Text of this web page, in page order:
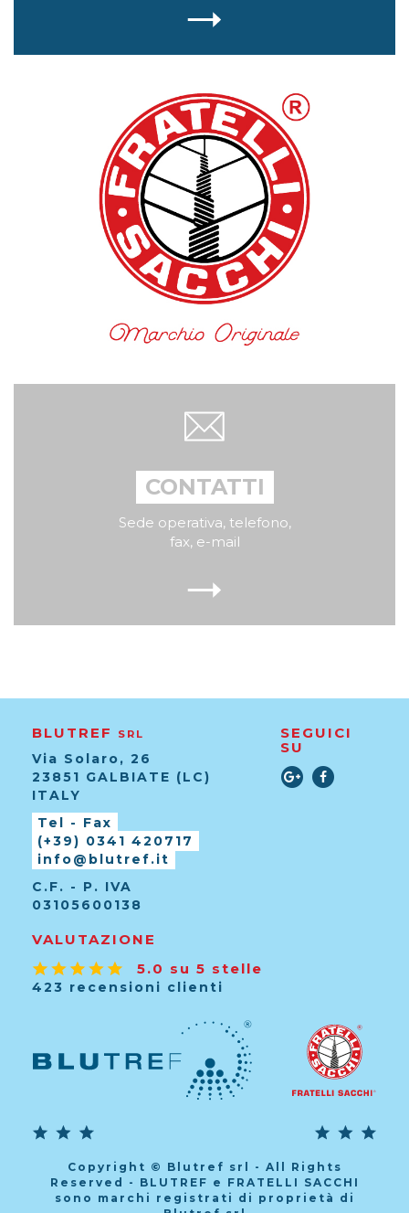
CONTATTI
Sede operativa, telefono,
fax, e-mail
BLUTREF SRL
Via Solaro, 26
23851 GALBIATE (LC)
ITALY
Tel - Fax
(+39) 0341 420717
info@blutref.it
C.F. - P. IVA
03105600138
SEGUICI
SU
VALUTAZIONE
5.0 su 5 stelle
423 recensioni clienti
Copyright © Blutref srl - All Rights
Reserved - BLUTREF e FRATELLI SACCHI
sono marchi registrati di proprietà di